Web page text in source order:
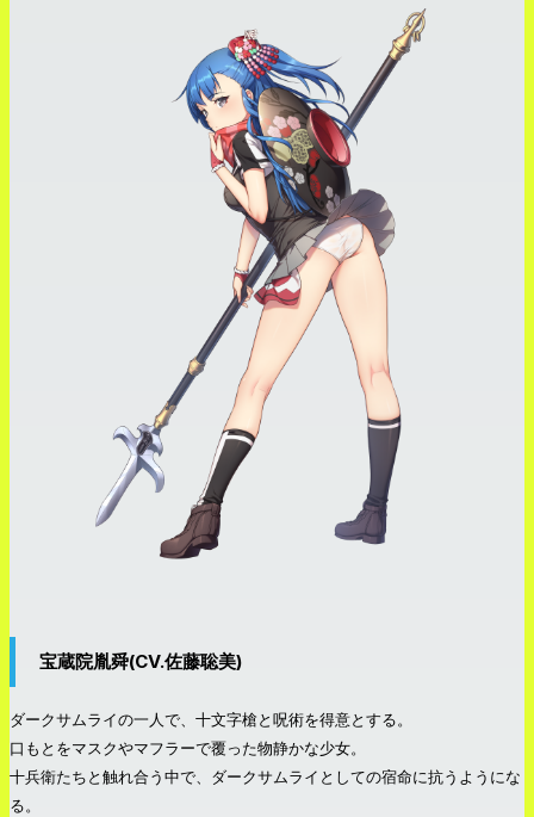
宝蔵院胤舜(CV.佐藤聡美)
ダークサムライの一人で、十文字槍と呪術を得意とする。
口もとをマスクやマフラーで覆った物静かな少女。
十兵衛たちと触れ合う中で、ダークサムライとしての宿命に抗うようにな
る。